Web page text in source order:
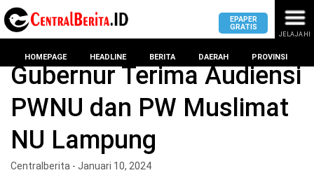
MASUK
EPAPER
GRATIS
JELAJAHI
HOMEPAGE HEADLINE BERITA DAERAH PROVINSI
Gubernur Terima Audiensi
PWNU dan PW Muslimat
NU Lampung
Centralberita - Januari 10, 2024